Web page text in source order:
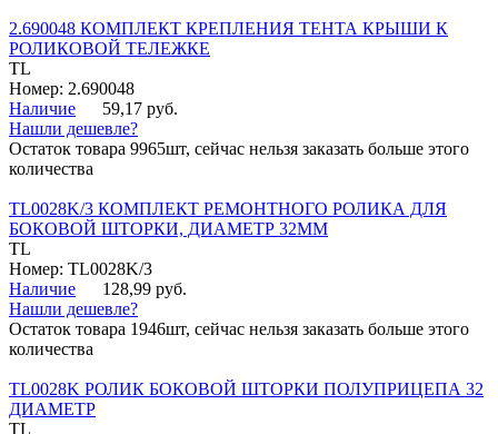
2.690048 КОМПЛЕКТ КРЕПЛЕНИЯ ТЕНТА КРЫШИ К
РОЛИКОВОЙ ТЕЛЕЖКЕ
TL
Номер: 2.690048
Наличие
59,17 руб.
Нашли дешевле?
Остаток товара 9965шт, сейчас нельзя заказать больше этого
количества
TL0028K/3 КОМПЛЕКТ РЕМОНТНОГО РОЛИКА ДЛЯ
БОКОВОЙ ШТОРКИ, ДИАМЕТР 32ММ
TL
Номер: TL0028K/3
Наличие
128,99 руб.
Нашли дешевле?
Остаток товара 1946шт, сейчас нельзя заказать больше этого
количества
TL0028K РОЛИК БОКОВОЙ ШТОРКИ ПОЛУПРИЦЕПА 32
ДИАМЕТР
TL